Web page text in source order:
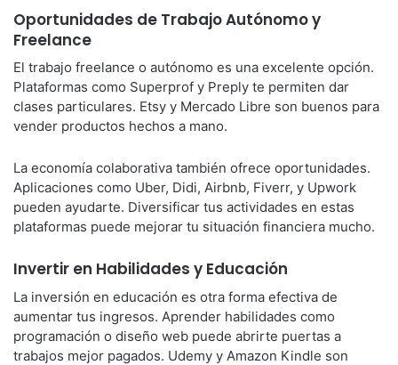
Oportunidades de Trabajo Autónomo y
Freelance
El trabajo freelance o autónomo es una excelente opción.
Plataformas como Superprof y Preply te permiten dar
clases particulares. Etsy y Mercado Libre son buenos para
vender productos hechos a mano.
La economía colaborativa también ofrece oportunidades.
Aplicaciones como Uber, Didi, Airbnb, Fiverr, y Upwork
pueden ayudarte. Diversificar tus actividades en estas
plataformas puede mejorar tu situación financiera mucho.
Invertir en Habilidades y Educación
La inversión en educación es otra forma efectiva de
aumentar tus ingresos. Aprender habilidades como
programación o diseño web puede abrirte puertas a
trabajos mejor pagados. Udemy y Amazon Kindle son